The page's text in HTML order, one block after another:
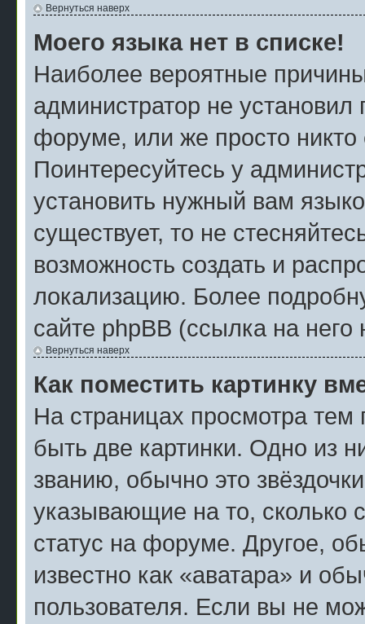
Вернуться наверх
Моего языка нет в списке!
Наиболее вероятные
администратор не
форуме, или же просто
Поинтересуйтесь у
установить нужный вам
существует, то не
возможность создать и
локализацию. Более
сайте phpBB (ссылка на
Вернуться наверх
Как поместить картинку
На страницах просмотра тем
быть две картинки. Одно из
званию, обычно это
указывающие на то, сколько
статус на форуме. Другое,
известно как «аватара» и
пользователя. Если вы не